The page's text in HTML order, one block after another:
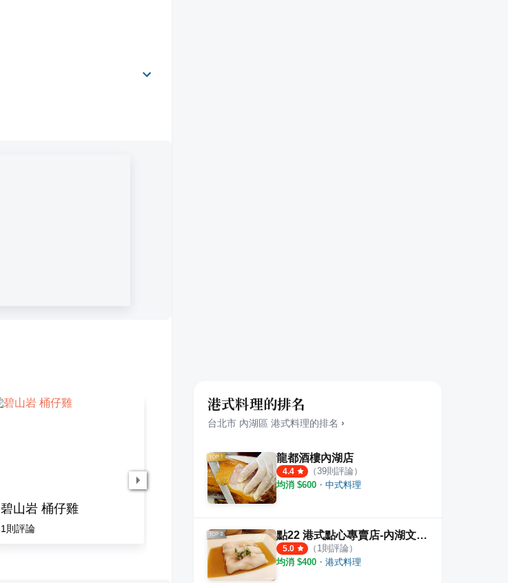
碧山岩 桶仔雞
1 則評論 3則評論
港式料理的排名
台北市 內湖區 港式料理的排名 ›
龍都酒樓內湖店
4.4 （39則評論）
均消 $600 ・ 中式料理
點22 港式點心專賣店-內湖文德店
5.0 （ 1 則評論）
均消 $400 ・ 港式料理